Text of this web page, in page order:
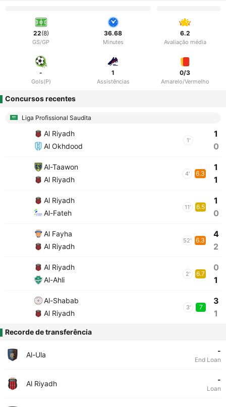
22(8)
GS/GP
36.68
Minutes
6.2
Avaliação média
-
Gols(P)
1
Assistências
0/3
Amarelo/Vermelho
Concursos recentes
Liga Profissional Saudita
Al Riyadh
Al Okhdood
1'
1
0
Al-Taawon
Al Riyadh
4' 6.3
1
1
Al Riyadh
Al-Fateh
11' 6.5
1
0
Al Fayha
Al Riyadh
52' 6.3
4
2
Al Riyadh
Al-Ahli
2' 6.7
0
1
Al-Shabab
Al Riyadh
3' 7
3
1
Recorde de transferência
Al-Ula -
End Loan
Al Riyadh -
Loan